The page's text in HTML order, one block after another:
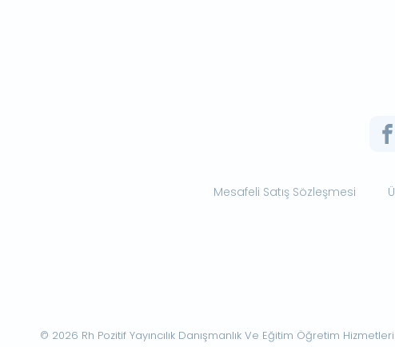
Mesafeli Satış Sözleşmesi
© 2026 Rh Pozitif Yayıncılık Danışmanlık Ve Eğitim Öğretim